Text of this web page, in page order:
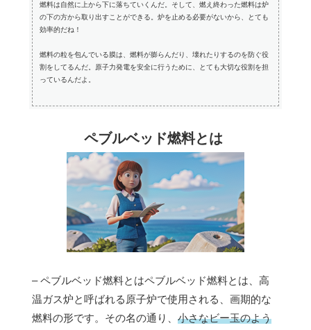
燃料は自然に上から下に落ちていくんだ。そして、燃え終わった燃料は炉
の下の方から取り出すことができる。炉を止める必要がないから、とても
効率的だね！
燃料の粒を包んでいる膜は、燃料が膨らんだり、壊れたりするのを防ぐ役
割をしてるんだ。原子力発電を安全に行うために、とても大切な役割を担
っているんだよ。
ペブルベッド燃料とは
– ペブルベッド燃料とはペブルベッド燃料とは、高
温ガス炉と呼ばれる原子炉で使用される、画期的な
燃料の形です。その名の通り、 小さなビー玉のよう